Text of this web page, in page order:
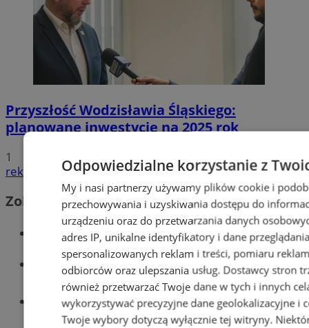
Przyszłość Wodzisławia Śląskiego:
planowane inwestycje na 2025 rok
1
reklama
Zobacz również
Wiadomości kryminalne w Wodzisławiu
Wiadomości lokalne
Tworzenie stron www - Wodzisław
Śląski
Odpowiedzialne korzystanie z
My i nasi partnerzy używamy plików cookie i
przechowywania i uzyskiwania dostępu do
urządzeniu oraz do przetwarzania danych
adres IP, unikalne identyfikatory i dane
spersonalizowanych reklam i treści, pomiaru
odbiorców oraz ulepszania usług. Dostawcy stron
również przetwarzać Twoje dane w tych i innych
wykorzystywać precyzyjne dane geolokalizacyjne i
Twoje wybory dotyczą wyłącznie tej witryny.